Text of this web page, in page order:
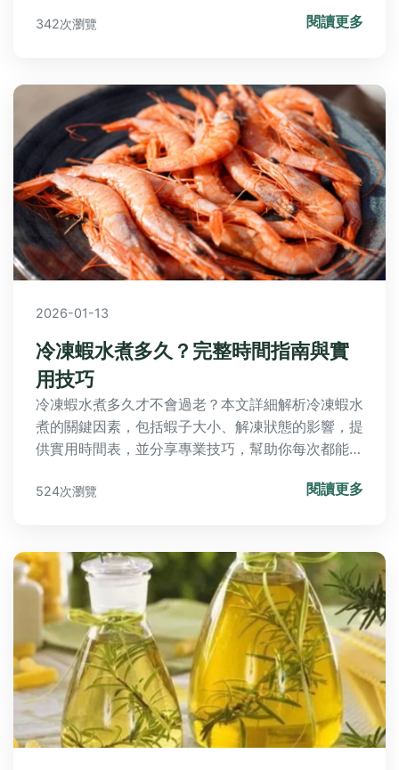
342次瀏覽 閱讀更多
2026-01-13
冷凍蝦水煮多久？完整時間指南與實
用技巧
冷凍蝦水煮多久才不會過老？本文詳細解析冷凍蝦水
煮的關鍵因素，包括蝦子大小、解凍狀態的影響，提
供實用時間表，並分享專業技巧，幫助你每次都能煮
率。
524次瀏覽 閱讀更多